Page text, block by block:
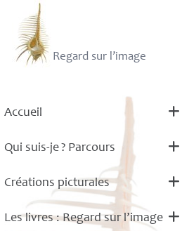
Regard sur l’image
Accueil
Qui suis-je? Parcours
Créations picturales
Les livres : Regard sur l’image